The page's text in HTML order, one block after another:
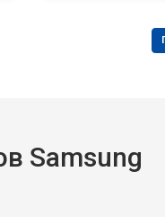
Samsung